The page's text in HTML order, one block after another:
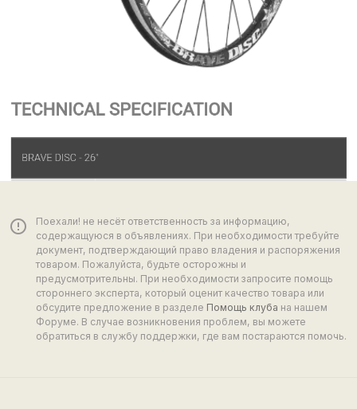
error_outline
Поехали! не несёт ответственность за информацию,
содержащуюся в объявлениях. При необходимости требуйте
документ, подтверждающий право владения и распоряжения
товаром. Пожалуйста, будьте осторожны и
предусмотрительны. При необходимости запросите помощь
стороннего эксперта, который оценит качество товара или
обсудите предложение в разделе Помощь клуба на нашем
Форуме. В случае возникновения проблем, вы можете
обратиться в службу поддержки, где вам постараются помочь.